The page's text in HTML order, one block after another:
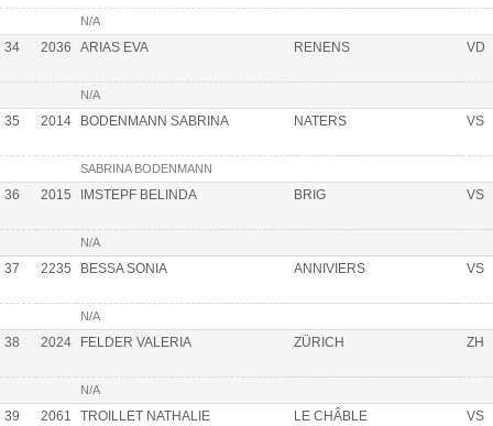
N/A
34 2036 ARIAS EVA RENENS VD
N/A
35 2014 BODENMANN SABRINA NATERS VS
SABRINA BODENMANN
36 2015 IMSTEPF BELINDA BRIG VS
N/A
37 2235 BESSA SONIA ANNIVIERS VS
N/A
38 2024 FELDER VALERIA ZÜRICH ZH
N/A
39 2061 TROILLET NATHALIE LE CHÂBLE VS